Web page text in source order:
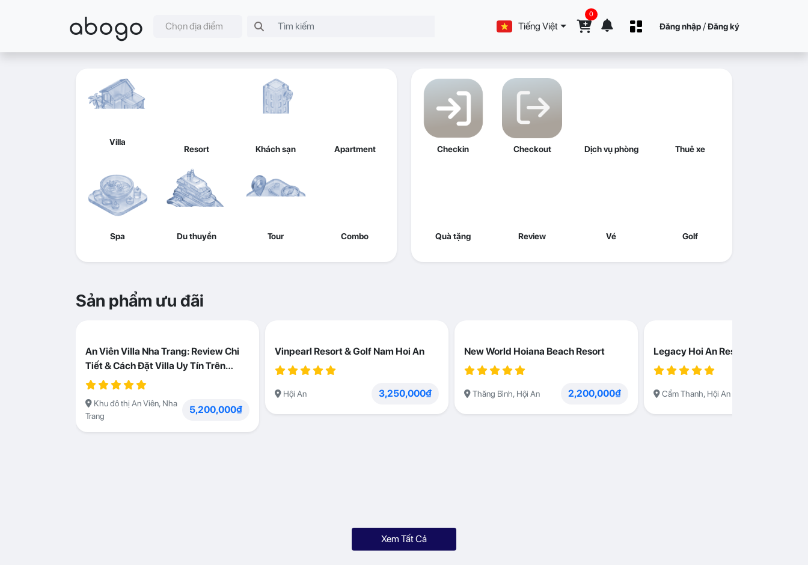
abogo Chọn địa điểm Tiếng Việt
0
Đăng nhập /Đăng ký
Villa
Resort Khách sạn Apartment
Spa Du thuyền Tour Combo
Checkin Checkout Dịch vụ phòng Thuê xe
Quà tặng Review Vé Golf
Sản phẩm ưu đãi
An Viên Villa Nha Trang: Review Chi
Tiết & Cách Đặt Villa Uy Tín Trên
Abogo
Khu đô thị An Viên, Nha
Trang
5,200,000₫
Vinpearl Resort & Golf Nam Hoi An
Hội An 3,250,000₫
New World Hoiana Beach Resort
Thăng Bình, Hội An 2,200,000₫
Legacy Hoi An Resort
Cẩm Thanh, Hội An
Xem Tất Cả